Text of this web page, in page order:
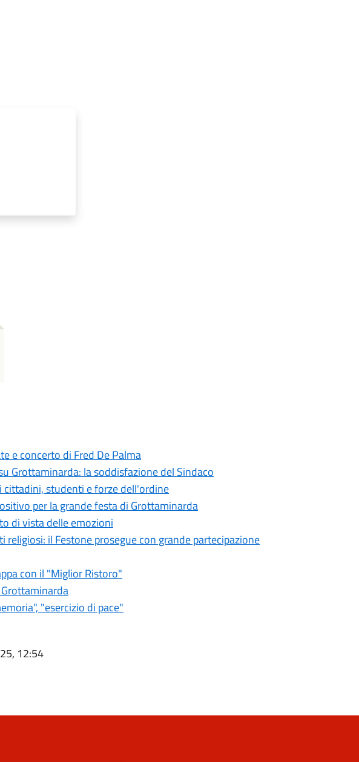
e concerto di Fred De Palma
Grottaminarda: la soddisfazione del Sindaco
cittadini, studenti e forze dell'ordine
per la grande festa di Grottaminarda
di vista delle emozioni
il Festone prosegue con grande partecipazione
con il "Miglior Ristoro"
"esercizio di pace"
12:54